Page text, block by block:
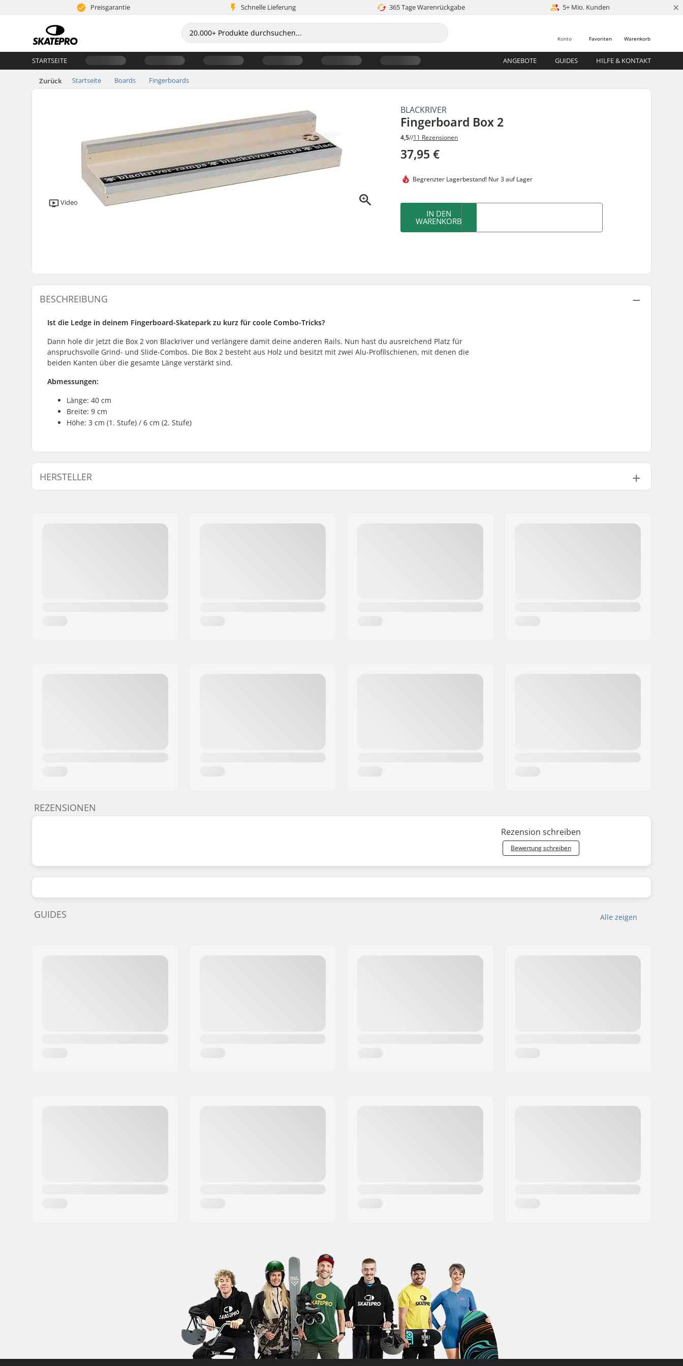
Preisgarantie Schnelle Lieferung 365 Tage Warenrückgabe 5+ Mio. Kunden ×
Warenkorb
Favoriten
Konto
STARTSEITE ANGEBOTE GUIDES HILFE & KONTAKT
Zurück Startseite Boards Fingerboards
BLACKRIVER
Fingerboard Box 2
4,5//11 Rezensionen
37,95 €
Video
Begrenzter Lagerbestand! Nur 3 auf Lager
IN DEN
WARENKORB
BESCHREIBUNG
Ist die Ledge in deinem Fingerboard-Skatepark zu kurz für coole Combo-Tricks?
Dann hole dir jetzt die Box 2 von Blackriver und verlängere damit deine anderen Rails. Nun hast du ausreichend Platz für
anspruchsvolle Grind- und Slide-Combos. Die Box 2 besteht aus Holz und besitzt mit zwei Alu-Profilschienen, mit denen die
beiden Kanten über die gesamte Länge verstärkt sind.
Abmessungen:
Länge: 40 cm
Breite: 9 cm
Höhe: 3 cm (1. Stufe) / 6 cm (2. Stufe)
HERSTELLER
REZENSIONEN
Rezension schreiben
Bewertung schreiben
Alle zeigen
GUIDES